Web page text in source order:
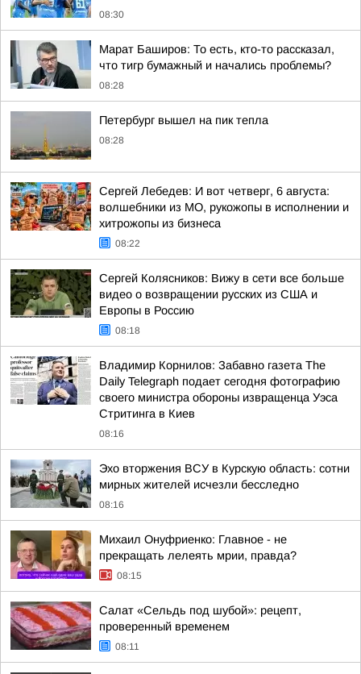
08:30
Марат Баширов: То есть, кто-то рассказал,
что тигр бумажный и начались проблемы?
08:28
Петербург вышел на пик тепла
08:28
Сергей Лебедев: И вот четверг, 6 августа:
волшебники из МО, рукожопы в исполнении и
хитрожопы из бизнеса
08:22
Сергей Колясников: Вижу в сети все больше
видео о возвращении русских из США и
Европы в Россию
08:18
Владимир Корнилов: Забавно газета The
Daily Telegraph подает сегодня фотографию
своего министра обороны извращенца Уэса
Стритинга в Киев
08:16
Эхо вторжения ВСУ в Курскую область: сотни
мирных жителей исчезли бесследно
08:16
Михаил Онуфриенко: Главное - не
прекращать лелеять мрии, правда?
08:15
Салат «Сельдь под шубой»: рецепт,
проверенный временем
08:11